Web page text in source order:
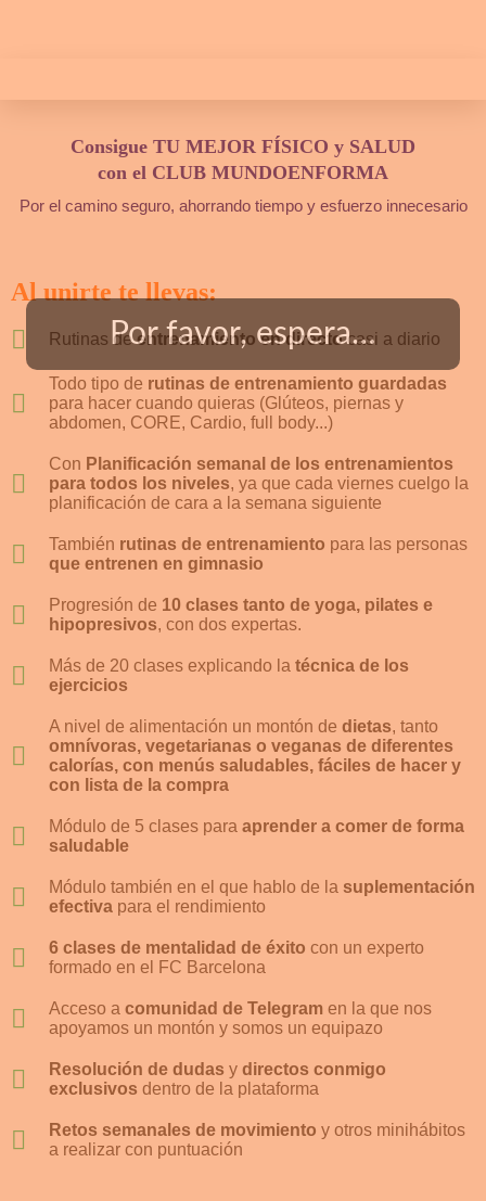
Consigue TU MEJOR FÍSICO y SALUD
con el CLUB MUNDOENFORMA
Por el camino seguro, ahorrando tiempo y esfuerzo innecesario
Al unirte te llevas:
Rutinas deentrenamiento en directocasi a diario
Todo tipo de rutinas de entrenamiento guardadas
para hacer cuando quieras (Glúteos, piernas y
abdomen, CORE, Cardio, full body...)
Con Planificación semanal de los entrenamientos
para todos los niveles, ya que cada viernes cuelgo la
planificación de cara a la semana siguiente
También rutinas de entrenamiento para las personas
que entrenen en gimnasio
Progresión de 10 clases tanto de yoga, pilates e
hipopresivos, con dos expertas.
Más de 20 clases explicando la técnica de los
ejercicios
A nivel de alimentación un montón de dietas, tanto
omnívoras, vegetarianas o veganas de diferentes
calorías, con menús saludables, fáciles de hacer y
con lista de la compra
Módulo de 5 clases para aprender a comer de forma
saludable
Módulo también en el que hablo de la suplementación
efectiva para el rendimiento
6 clases de mentalidad de éxito con un experto
formado en el FC Barcelona
Acceso a comunidad de Telegram en la que nos
apoyamos un montón y somos un equipazo
Resolución de dudas y directos conmigo
exclusivos dentro de la plataforma
Retos semanales de movimiento y otros minihábitos
a realizar con puntuación
Por favor, espera…